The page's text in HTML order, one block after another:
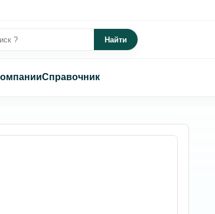
Найти
Справочник